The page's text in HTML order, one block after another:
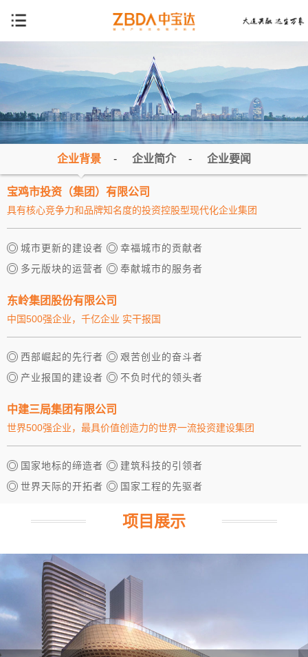
企业背景 - 企业简介 - 企业要闻
宝鸡市投资（集团）有限公司
具有核心竞争力和品牌知名度的投资控股型现代化企业集团
城市更新的建设者
幸福城市的贡献者
多元版块的运营者
奉献城市的服务者
东岭集团股份有限公司
中国500强企业，千亿企业 实干报国
西部崛起的先行者
艰苦创业的奋斗者
产业报国的建设者
不负时代的领头者
中建三局集团有限公司
世界500强企业，最具价值创造力的世界一流投资建设集团
国家地标的缔造者
建筑科技的引领者
世界天际的开拓者
国家工程的先驱者
项目展示